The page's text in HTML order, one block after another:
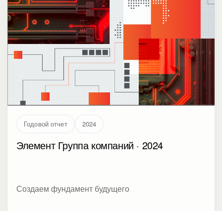
Годовой отчет 2024
Элемент Группа компаний · 2024
Создаем фундамент будущего